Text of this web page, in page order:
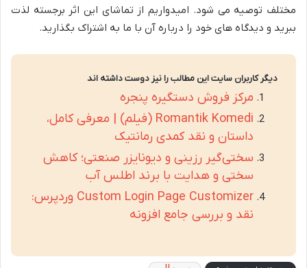
مختلف توصیه می شود. امیدواریم از تماشای این اثر برجسته لذت
ببرید و دیدگاه های خود را درباره آن با ما به اشتراک بگذارید.
دیگر کاربران سایت این مطالب را نیز دوست داشته اند
مرکز فروش دستگیره پنجره
Romantik Komedi (فیلم) | معرفی کامل،
داستان و نقد کمدی رمانتیک
سختی‌گیر رزینی و دیونایزر صنعتی؛ کاهش
سختی و هدایت با برند اطلس آب
Custom Login Page Customizer وردپرس:
نقد و بررسی جامع افزونه